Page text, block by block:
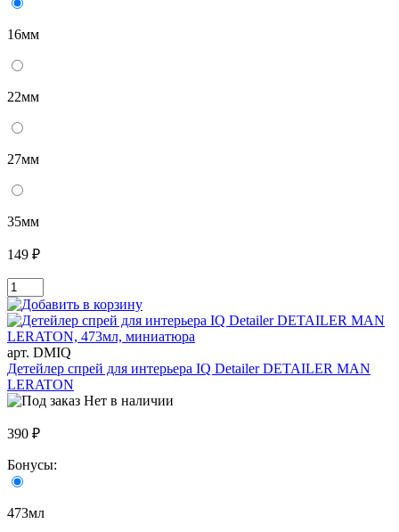
16мм
22мм
27мм
35мм
149 ₽
арт. DMIQ
Детейлер спрей для интерьера IQ Detailer DETAILER MAN
LERATON
Нет в наличии
390 ₽
Бонусы:
473мл